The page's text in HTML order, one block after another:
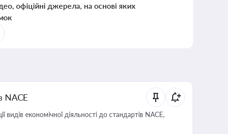
офіційні джерела, на основі яких
NACE
видів економічної діяльності до стандартів NACE,